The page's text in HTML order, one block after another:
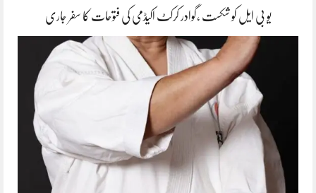
یو بی ایل کو شکست ،گوادر کرکٹ اکیڈمی کی فتوحات کا سفر جاری